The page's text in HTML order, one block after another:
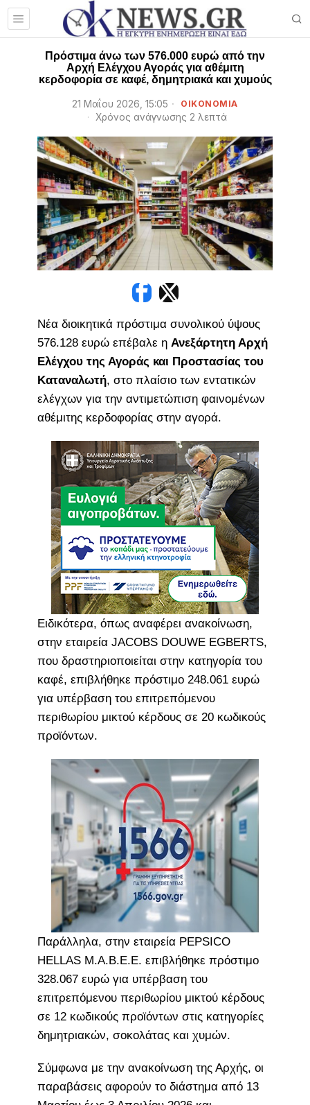
Πρόστιμα άνω των 576.000 ευρώ από την
Αρχή Ελέγχου Αγοράς για αθέμιτη
κερδοφορία σε καφέ, δημητριακά και χυμούς
21 Μαΐου 2026, 15:05 ΟΙΚΟΝΟΜΙΑ
Χρόνος ανάγνωσης 2 λεπτά
Νέα διοικητικά πρόστιμα συνολικού ύψους
576.128 ευρώ επέβαλε η Ανεξάρτητη Αρχή
Ελέγχου της Αγοράς και Προστασίας του
Καταναλωτή, στο πλαίσιο των εντατικών
ελέγχων για την αντιμετώπιση φαινομένων
αθέμιτης κερδοφορίας στην αγορά.
Ειδικότερα, όπως αναφέρει ανακοίνωση,
στην εταιρεία JACOBS DOUWE EGBERTS,
που δραστηριοποιείται στην κατηγορία του
καφέ, επιβλήθηκε πρόστιμο 248.061 ευρώ
για υπέρβαση του επιτρεπόμενου
περιθωρίου μικτού κέρδους σε 20 κωδικούς
προϊόντων.
Παράλληλα, στην εταιρεία PEPSICO
HELLAS Μ.Α.Β.Ε.Ε. επιβλήθηκε πρόστιμο
328.067 ευρώ για υπέρβαση του
επιτρεπόμενου περιθωρίου μικτού κέρδους
σε 12 κωδικούς προϊόντων στις κατηγορίες
δημητριακών, σοκολάτας και χυμών.
Σύμφωνα με την ανακοίνωση της Αρχής, οι
παραβάσεις αφορούν το διάστημα από 13